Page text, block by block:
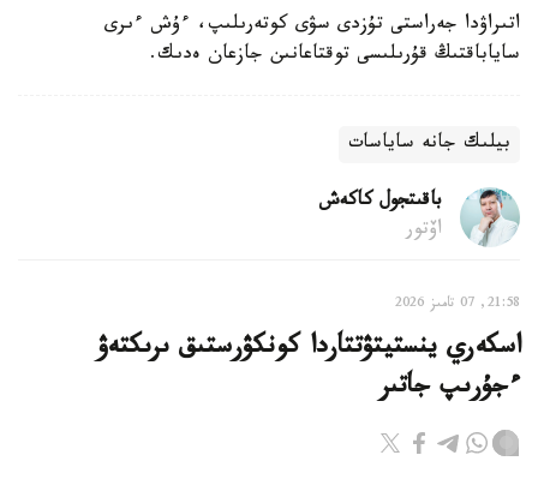
اتىراۋدا جەراستى تۇزدى سۋى كوتەرىلىپ، ءۇش ءىرى
ساياباقتىڭ قۇرىلىسى توقتاعانىن جازعان ەدىك.
بيلىك جانە ساياسات
باقىتجول كاكەش
اۆتور
21:58, 07 تامىز 2026
اسكەري ينستيتۋتتاردا كونكۋرستىق ىرىكتەۋ
ءجۇرىپ جاتىر